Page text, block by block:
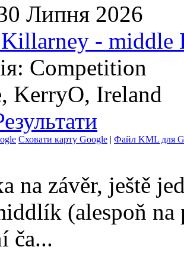
Липня 2026
- middle
Competition
KerryO, Ireland
Сховати карту Google | Файл KML для
na závěr, ještě
(alespoň na
ča...